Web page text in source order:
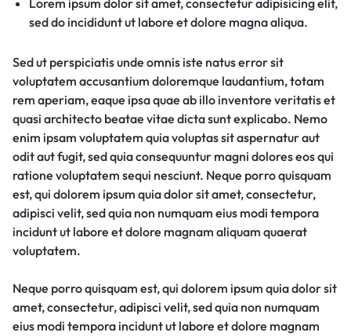
Lorem ipsum dolor sit amet, consectetur adipisicing elit,
sed do incididunt ut labore et dolore magna aliqua.
Sed ut perspiciatis unde omnis iste natus error sit
voluptatem accusantium doloremque laudantium, totam
rem aperiam, eaque ipsa quae ab illo inventore veritatis et
quasi architecto beatae vitae dicta sunt explicabo. Nemo
enim ipsam voluptatem quia voluptas sit aspernatur aut
odit aut fugit, sed quia consequuntur magni dolores eos qui
ratione voluptatem sequi nesciunt. Neque porro quisquam
est, qui dolorem ipsum quia dolor sit amet, consectetur,
adipisci velit, sed quia non numquam eius modi tempora
incidunt ut labore et dolore magnam aliquam quaerat
voluptatem.
Neque porro quisquam est, qui dolorem ipsum quia dolor sit
amet, consectetur, adipisci velit, sed quia non numquam
eius modi tempora incidunt ut labore et dolore magnam